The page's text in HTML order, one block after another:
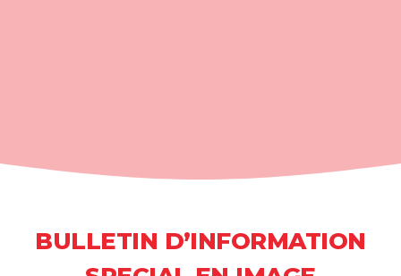
BULLETIN D’INFORMATION